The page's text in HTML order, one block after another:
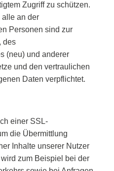
Zugriff zu schützen.
alle an der
Personen sind zur
des
(neu) und anderer
und den vertraulichen
Daten verpflichtet.
einer SSL-
die Übermittlung
Inhalte unserer Nutzer
zum Beispiel bei der